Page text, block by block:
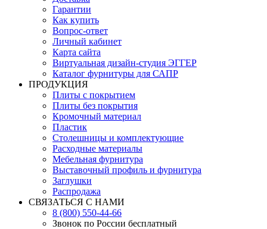
Гарантии
Как купить
Вопрос-ответ
Личный кабинет
Карта сайта
Виртуальная дизайн-студия ЭГГЕР
Каталог фурнитуры для САПР
ПРОДУКЦИЯ
Плиты с покрытием
Плиты без покрытия
Кромочный материал
Пластик
Столешницы и комплектующие
Расходные материалы
Мебельная фурнитура
Выставочный профиль и фурнитура
Заглушки
Распродажа
СВЯЗАТЬСЯ С НАМИ
8 (800) 550-44-66
Звонок по России бесплатный